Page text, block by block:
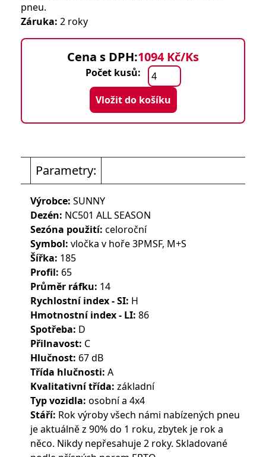
pneu.
Záruka: 2 roky
Cena s DPH:1094 Kč/Ks
Počet kusů:
Vložit do košíku
Parametry:
Výrobce: SUNNY
Dezén: NC501 ALL SEASON
Sezóna použití: celoroční
Symbol: vločka v hoře 3PMSF, M+S
Šířka: 185
Profil: 65
Průměr ráfku: 14
Rychlostní index - SI: H
Hmotnostní index - LI: 86
Spotřeba: D
Přilnavost: C
Hlučnost: 67 dB
Třída hlučnosti: A
Kvalitativní třída: základní
Typ vozidla: osobní a 4x4
Stáří: Rok výroby všech námi nabízených pneu
je aktuálně z 90% do 1 roku, zbytek je rok a
něco. Nikdy nepřesahuje 2 roky. Skladované